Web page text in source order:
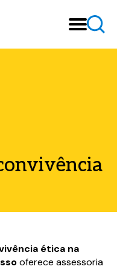
ética na
oferece assessoria